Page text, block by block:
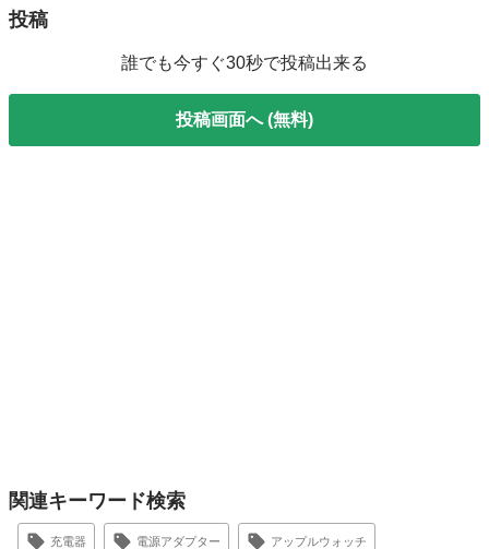
投稿
誰でも今すぐ30秒で投稿出来る
投稿画面へ (無料)
関連キーワード検索
充電器 電源アダプター アップルウォッチ